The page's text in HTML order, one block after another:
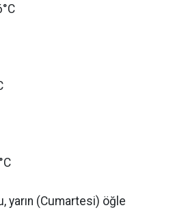
yarın (Cumartesi) öğle